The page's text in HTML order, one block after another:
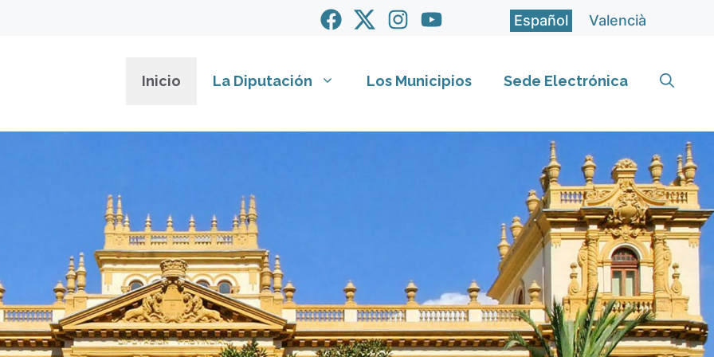
Español Valencià
Inicio La Diputación Los Municipios Sede Electrónica